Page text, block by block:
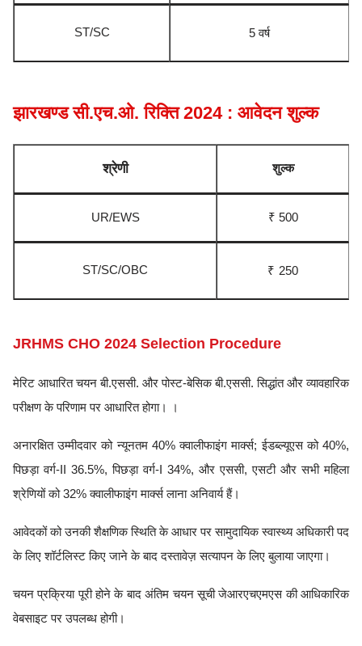
ST/SC 5 वर्ष
झारखण्ड सी.एच.ओ. रिक्ति 2024 : आवेदन शुल्क
श्रेणी शुल्क
UR/EWS ₹ 500
ST/SC/OBC ₹ 250
JRHMS CHO 2024 Selection Procedure
मेरिट आधारित चयन बी.एससी. और पोस्ट-बेसिक बी.एससी. सिद्धांत और व्यावहारिक
परीक्षण के परिणाम पर आधारित होगा। ।
अनारक्षित उम्मीदवार को न्यूनतम 40% क्वालीफाइंग मार्क्स; ईडब्ल्यूएस को 40%,
पिछड़ा वर्ग-II 36.5%, पिछड़ा वर्ग-I 34%, और एससी, एसटी और सभी महिला
श्रेणियों को 32% क्वालीफाइंग मार्क्स लाना अनिवार्य हैं।
आवेदकों को उनकी शैक्षणिक स्थिति के आधार पर सामुदायिक स्वास्थ्य अधिकारी पद
के लिए शॉर्टलिस्ट किए जाने के बाद दस्तावेज़ सत्यापन के लिए बुलाया जाएगा।
चयन प्रक्रिया पूरी होने के बाद अंतिम चयन सूची जेआरएचएमएस की आधिकारिक
वेबसाइट पर उपलब्ध होगी।